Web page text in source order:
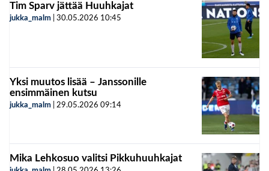
Tim Sparv jättää Huuhkajat
jukka_malm 30.05.2026 10:45
Yksi muutos lisää – Janssonille
ensimmäinen kutsu
jukka_malm 29.05.2026 09:14
Mika Lehkosuo valitsi Pikkuhuuhkajat